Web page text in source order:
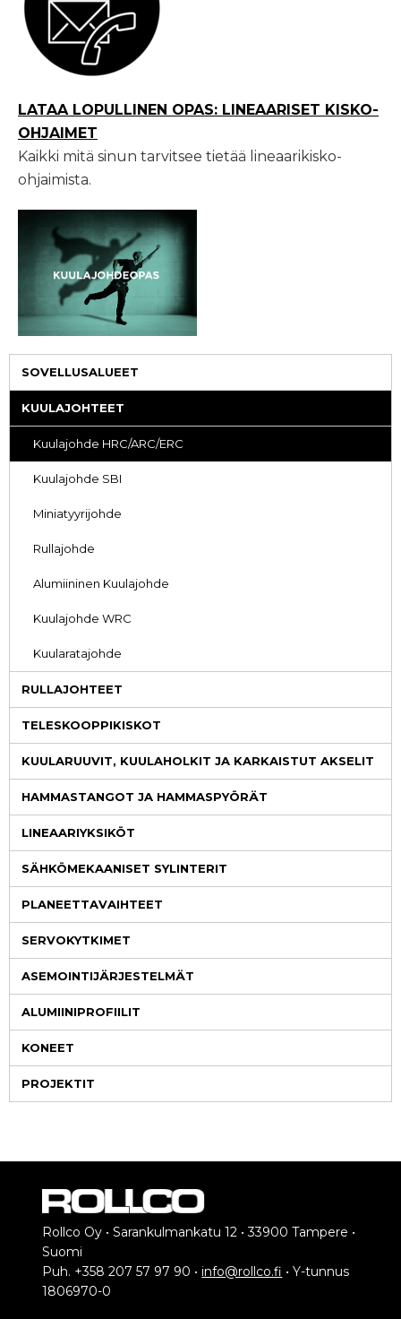
SOVELLUSALUEET
KUULAJOHTEET
Kuulajohde HRC/ARC/ERC
Kuulajohde SBI
Miniatyyrijohde
Rullajohde
Alumiininen Kuulajohde
Kuulajohde WRC
Kuularatajohde
RULLAJOHTEET
TELESKOOPPIKISKOT
KUULARUUVIT, KUULAHOLKIT JA KARKAISTUT AKSELIT
HAMMASTANGOT JA HAMMASPYÖRÄT
LINEAARIYKSIKÖT
SÄHKÖMEKAANISET SYLINTERIT
PLANEETTAVAIHTEET
SERVOKYTKIMET
ASEMOINTIJÄRJESTELMÄT
ALUMIINIPROFIILIT
KONEET
PROJEKTIT
LATAA LOPULLINEN OPAS: LINEAARISET KISKO-
OHJAIMET
Kaikki mitä sinun tarvitsee tietää lineaarikisko-
ohjaimista.
Rollco Oy • Sarankulmankatu 12 • 33900 Tampere •
Suomi
Puh. +358 207 57 97 90 •info@rollco.fi • Y-tunnus
1806970-0